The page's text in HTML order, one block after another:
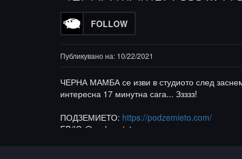
FOLLOW
Публикувано на: 10/22/2021
ЧЕРНА МАМБА се изви в студиото след
интересна 17 минутна сага... Ззззз!
ПОДЗЕМИЕТО: https://podzemieto.com/
FB/IG @podzemieto